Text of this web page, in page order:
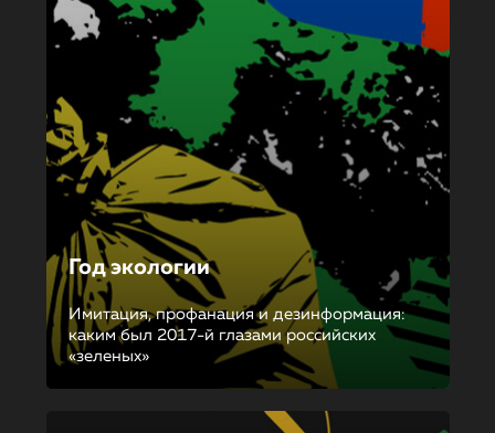
Год экологии
Имитация, профанация и дезинформация:
каким был 2017-й глазами российских
«зеленых»